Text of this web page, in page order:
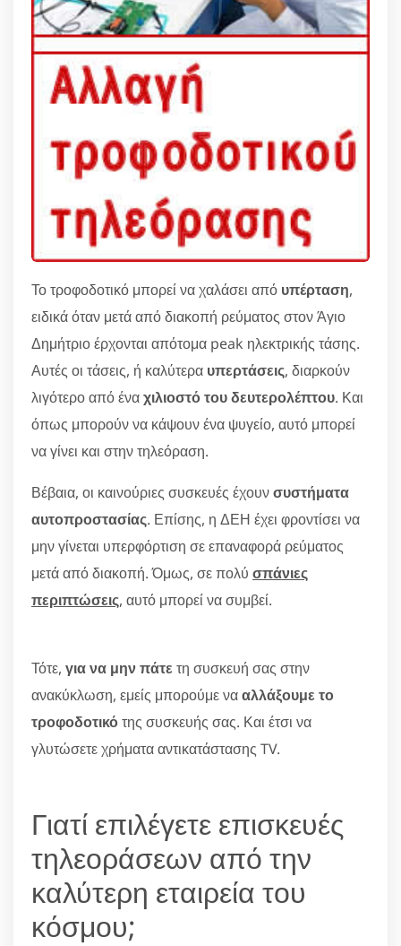
Το τροφοδοτικό μπορεί να χαλάσει από υπέρταση,
ειδικά όταν μετά από διακοπή ρεύματος στον Άγιο
Δημήτριο έρχονται απότομα peak ηλεκτρικής τάσης.
Αυτές οι τάσεις, ή καλύτερα υπερτάσεις, διαρκούν
λιγότερο από έναχιλιοστό του δευτερολέπτου. Και
όπως μπορούν να κάψουν ένα ψυγείο, αυτό μπορεί
να γίνει και στην τηλεόραση.
Βέβαια, οι καινούριες συσκευές έχουνσυστήματα
αυτοπροστασίας. Επίσης, η ΔΕΗ έχει φροντίσει να
μην γίνεται υπερφόρτιση σε επαναφορά ρεύματος
μετά από διακοπή. Όμως, σε πολύ σπάνιες
περιπτώσεις, αυτό μπορεί να συμβεί.
Τότε, για να μην πάτε τη συσκευή σας στην
ανακύκλωση, εμείς μπορούμε νααλλάξουμε το
τροφοδοτικότης συσκευής σας. Και έτσι να
γλυτώσετε χρήματα αντικατάστασης TV.
Γιατί επιλέγετε επισκευές
τηλεοράσεων από την
καλύτερη εταιρεία του
κόσμου;